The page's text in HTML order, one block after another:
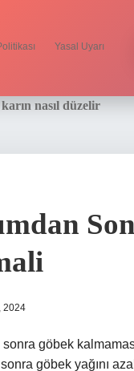
Yasal Uyarı
nasıl düzelir
2024
göbek
göbek yağını